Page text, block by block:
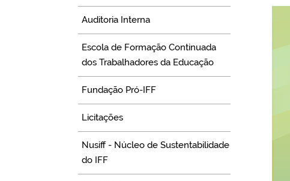
Auditoria Interna
Escola de Formação Continuada
dos Trabalhadores da Educação
Fundação Pró-IFF
Licitações
Nusiff - Núcleo de Sustentabilidade
do IFF